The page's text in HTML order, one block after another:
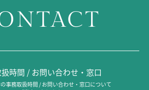
時間 / お問い合わせ・窓口
事務取扱時間 / お問い合わせ・窓口について